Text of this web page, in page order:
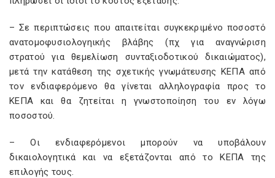
– Σε περιπτώσεις που απαιτείται συγκεκριμένο ποσοστό
ανατομοφυσιολογηικής βλάβης (πχ για αναγνώριση
στρατού για θεμελίωση συνταξιοδοτικού δικαιώματος),
μετά την κατάθεση της σχετικής γνωμάτευσης ΚΕΠΑ από
τον ενδιαφερόμενο θα γίνεται αλληλογραφία προς το
ΚΕΠΑ και θα ζητείται η γνωστοποίηση του εν λόγω
ποσοστού.
– Οι ενδιαφερόμενοι μπορούν να υποβάλουν
δικαιολογητικά και να εξετάζονται από το ΚΕΠΑ της
επιλογής τους.